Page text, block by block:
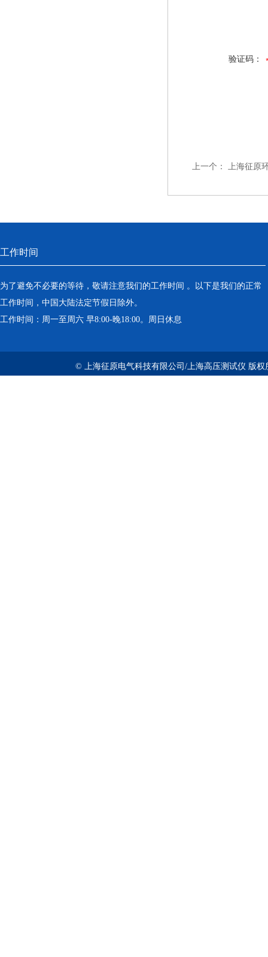
验证码：
上一个： 上海征原
工作时间
为了避免不必要的等待，敬请注意我们的工作时间 。以下是我们的正常
工作时间，中国大陆法定节假日除外。
工作时间：周一至周六 早8:00-晚18:00。周日休息
© 上海征原电气科技有限公司/上海高压测试仪 版权